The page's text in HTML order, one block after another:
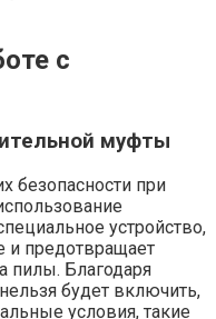
с
муфты
безопасности при
устройство,
и предотвращает
пилы. Благодаря
будет включить,
условия, такие